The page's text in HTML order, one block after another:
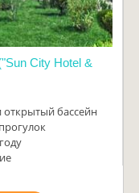
City Hotel &
бассейн